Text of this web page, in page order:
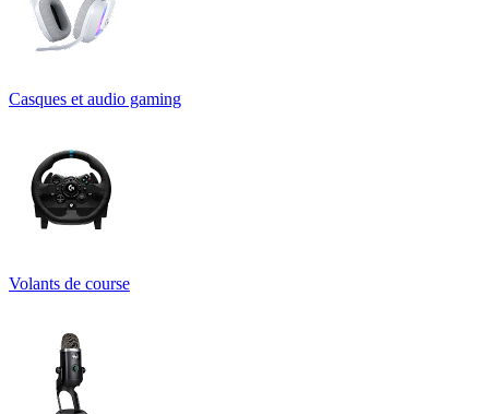
Casques et audio gaming
Volants de course